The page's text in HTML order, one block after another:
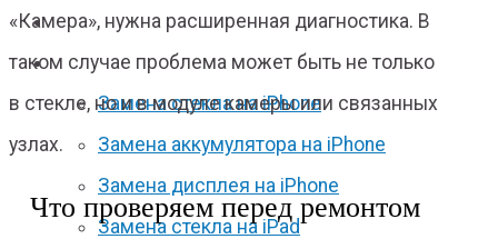
Отзывы
Акции
Замена стекла на iPhone
Замена аккумулятора на iPhone
Замена дисплея на iPhone
Замена стекла на iPad
«Камера», нужна расширенная диагностика. В
таком случае проблема может быть не только
в стекле, но и в модуле камеры или связанных
узлах.
Что проверяем перед ремонтом